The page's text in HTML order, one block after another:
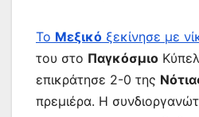
Το Μεξικό ξεκίνησε με
του στο Παγκόσμιο
επικράτησε 2-0 της
πρεμιέρα. Η